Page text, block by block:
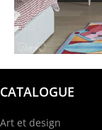
CATALOGUE
Art et design